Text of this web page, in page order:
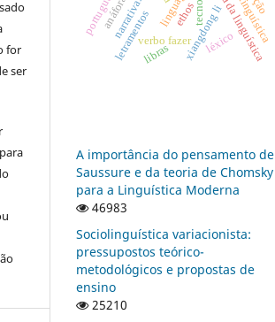
for
ser
letramentos xiangdong li
narrativas
verbo fazer
anáfora ethos
léxico
libras
A importância do pensamento de
Saussure e da teoria de Chomsky
para a Linguística Moderna
46983
Sociolinguística variacionista:
pressupostos teórico-
metodológicos e propostas de
ensino
25210